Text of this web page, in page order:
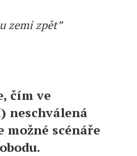
zemi zpět”
čím ve
neschválená
možné scénáře